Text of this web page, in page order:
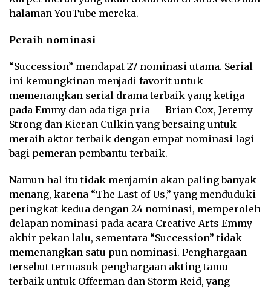
halaman YouTube mereka.
Peraih nominasi
“Succession” mendapat 27 nominasi utama. Serial
ini kemungkinan menjadi favorit untuk
memenangkan serial drama terbaik yang ketiga
pada Emmy dan ada tiga pria — Brian Cox, Jeremy
Strong dan Kieran Culkin yang bersaing untuk
meraih aktor terbaik dengan empat nominasi lagi
bagi pemeran pembantu terbaik.
Namun hal itu tidak menjamin akan paling banyak
menang, karena “The Last of Us,” yang menduduki
peringkat kedua dengan 24 nominasi, memperoleh
delapan nominasi pada acara Creative Arts Emmy
akhir pekan lalu, sementara “Succession” tidak
memenangkan satu pun nominasi. Penghargaan
tersebut termasuk penghargaan akting tamu
terbaik untuk Offerman dan Storm Reid, yang